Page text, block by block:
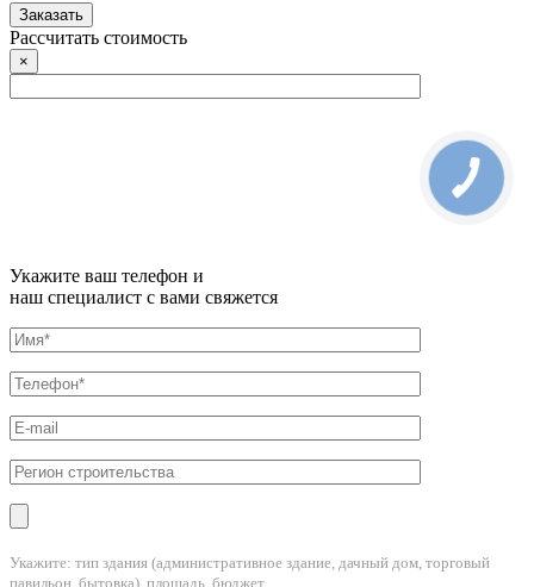
Рассчитать стоимость
×
Укажите ваш телефон и
наш специалист с вами свяжется
Укажите: тип здания (административное здание, дачный дом, торговый
павильон, бытовка), площадь, бюджет